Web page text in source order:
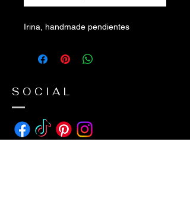
Irina, handmade pendientes
SOCIAL